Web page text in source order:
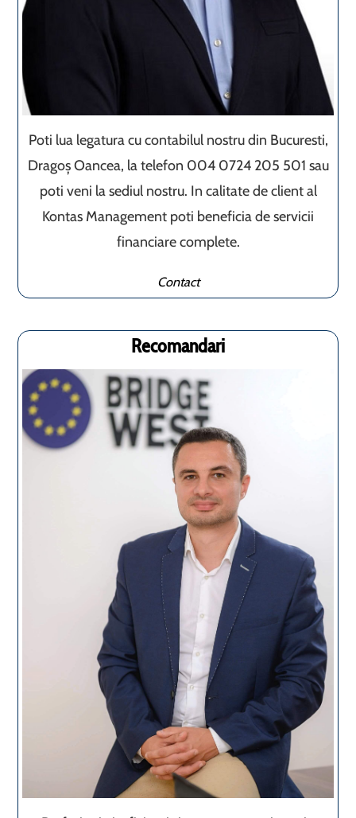
Poti lua legatura cu contabilul nostru din Bucuresti,
Dragoș Oancea, la telefon 004 0724 205 501 sau
poti veni la sediul nostru. In calitate de client al
Kontas Management poti beneficia de servicii
financiare complete.
Contact
Recomandari